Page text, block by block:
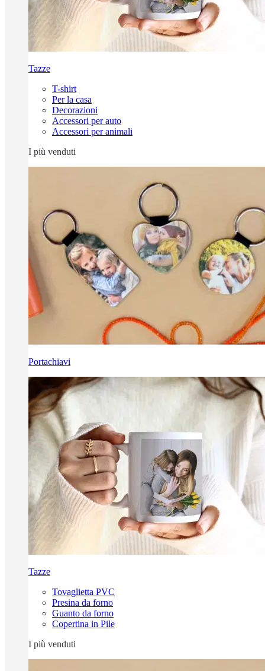
Tazze
T-shirt
Per la casa
Decorazioni
Accessori per auto
Accessori per animali
I più venduti
Portachiavi
Tazze
Tovaglietta PVC
Presina da forno
Guanto da forno
Copertina in Pile
I più venduti